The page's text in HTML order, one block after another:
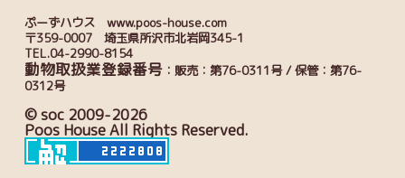
ぷーずハウス www.poos-house.com
〒359-0007 埼玉県所沢市北岩岡345-1
TEL.04-2990-8154
動物取扱業登録番号：販売：第76-0311号 / 保管：第76-
0312号
© soc 2009-2026
Poos House All Rights Reserved.